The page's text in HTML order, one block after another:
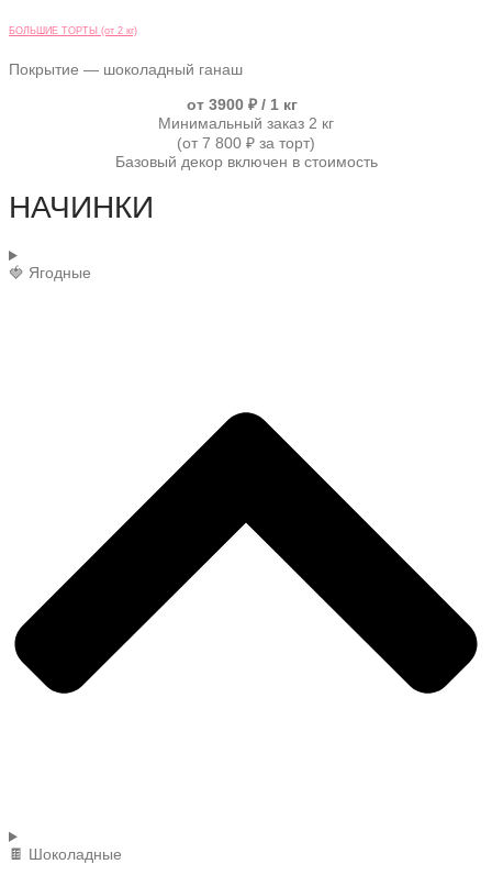
БОЛЬШИЕ ТОРТЫ (от 2 кг)
Покрытие — шоколадный ганаш
от 3900 ₽ / 1 кг
Минимальный заказ 2 кг
(от 7 800 ₽ за торт)
Базовый декор включен в стоимость
НАЧИНКИ
🍓 Ягодные
🍫 Шоколадные